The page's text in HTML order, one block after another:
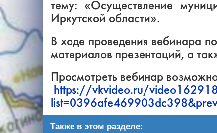
тему: «Осуществление
Иркутской области».
В ходе проведения вебинара
материалов презентаций, а
Просмотреть вебинар
https://vkvideo.ru/
Также в этом разделе: